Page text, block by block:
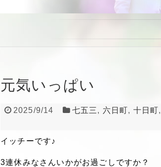
元気いっぱい
2025/9/14 七五三, 六日町, 十日町,
イッチーです♪
3連休みなさんいかがお過ごしですか？